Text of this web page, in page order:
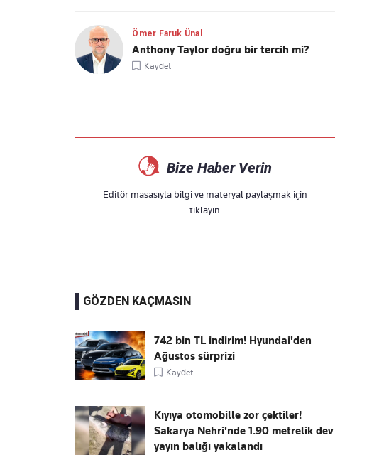
Ömer Faruk Ünal
Anthony Taylor doğru bir tercih mi?
Kaydet
Bize Haber Verin
Editör masasıyla bilgi ve materyal paylaşmak için
tıklayın
GÖZDEN KAÇMASIN
742 bin TL indirim! Hyundai'den
Ağustos sürprizi
Kaydet
Kıyıya otomobille zor çektiler!
Sakarya Nehri'nde 1.90 metrelik dev
yayın balığı yakalandı